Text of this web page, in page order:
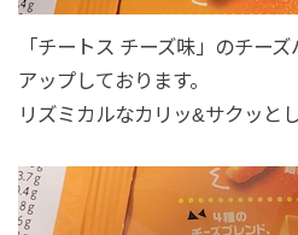
「チートス チーズ味」のチー
アップしております。
リズミカルなカリッ&サクッと